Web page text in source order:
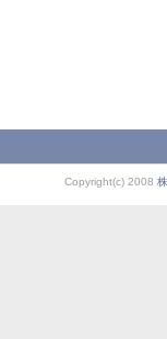
Copyright(c) 2008